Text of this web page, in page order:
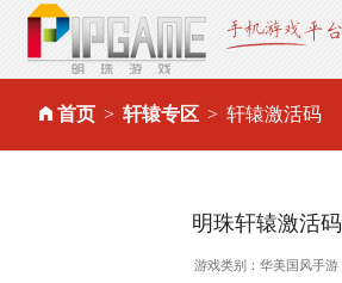
首页 轩辕专区 轩辕激活码
明珠轩辕激活码
游戏类别：华美国风手游